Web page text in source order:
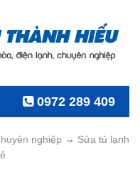
0972 289 409
nghiệp → Sửa tủ lạnh